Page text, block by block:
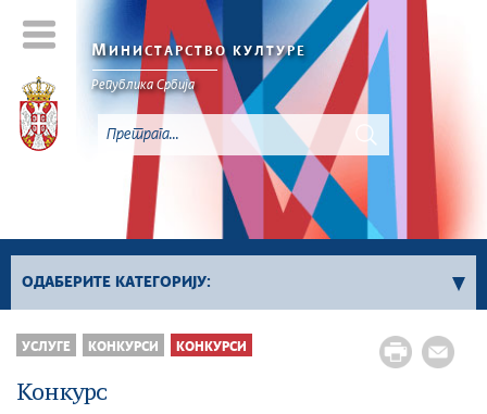
МИНИСТАРСТВО КУЛТУРЕ
Републикa Србијa
ОДАБЕРИТЕ КАТЕГОРИЈУ:
Сви конкурси
Сектор за савремено стваралаштво и
УСЛУГЕ КОНКУРСИ КОНКУРСИ
Конкурс